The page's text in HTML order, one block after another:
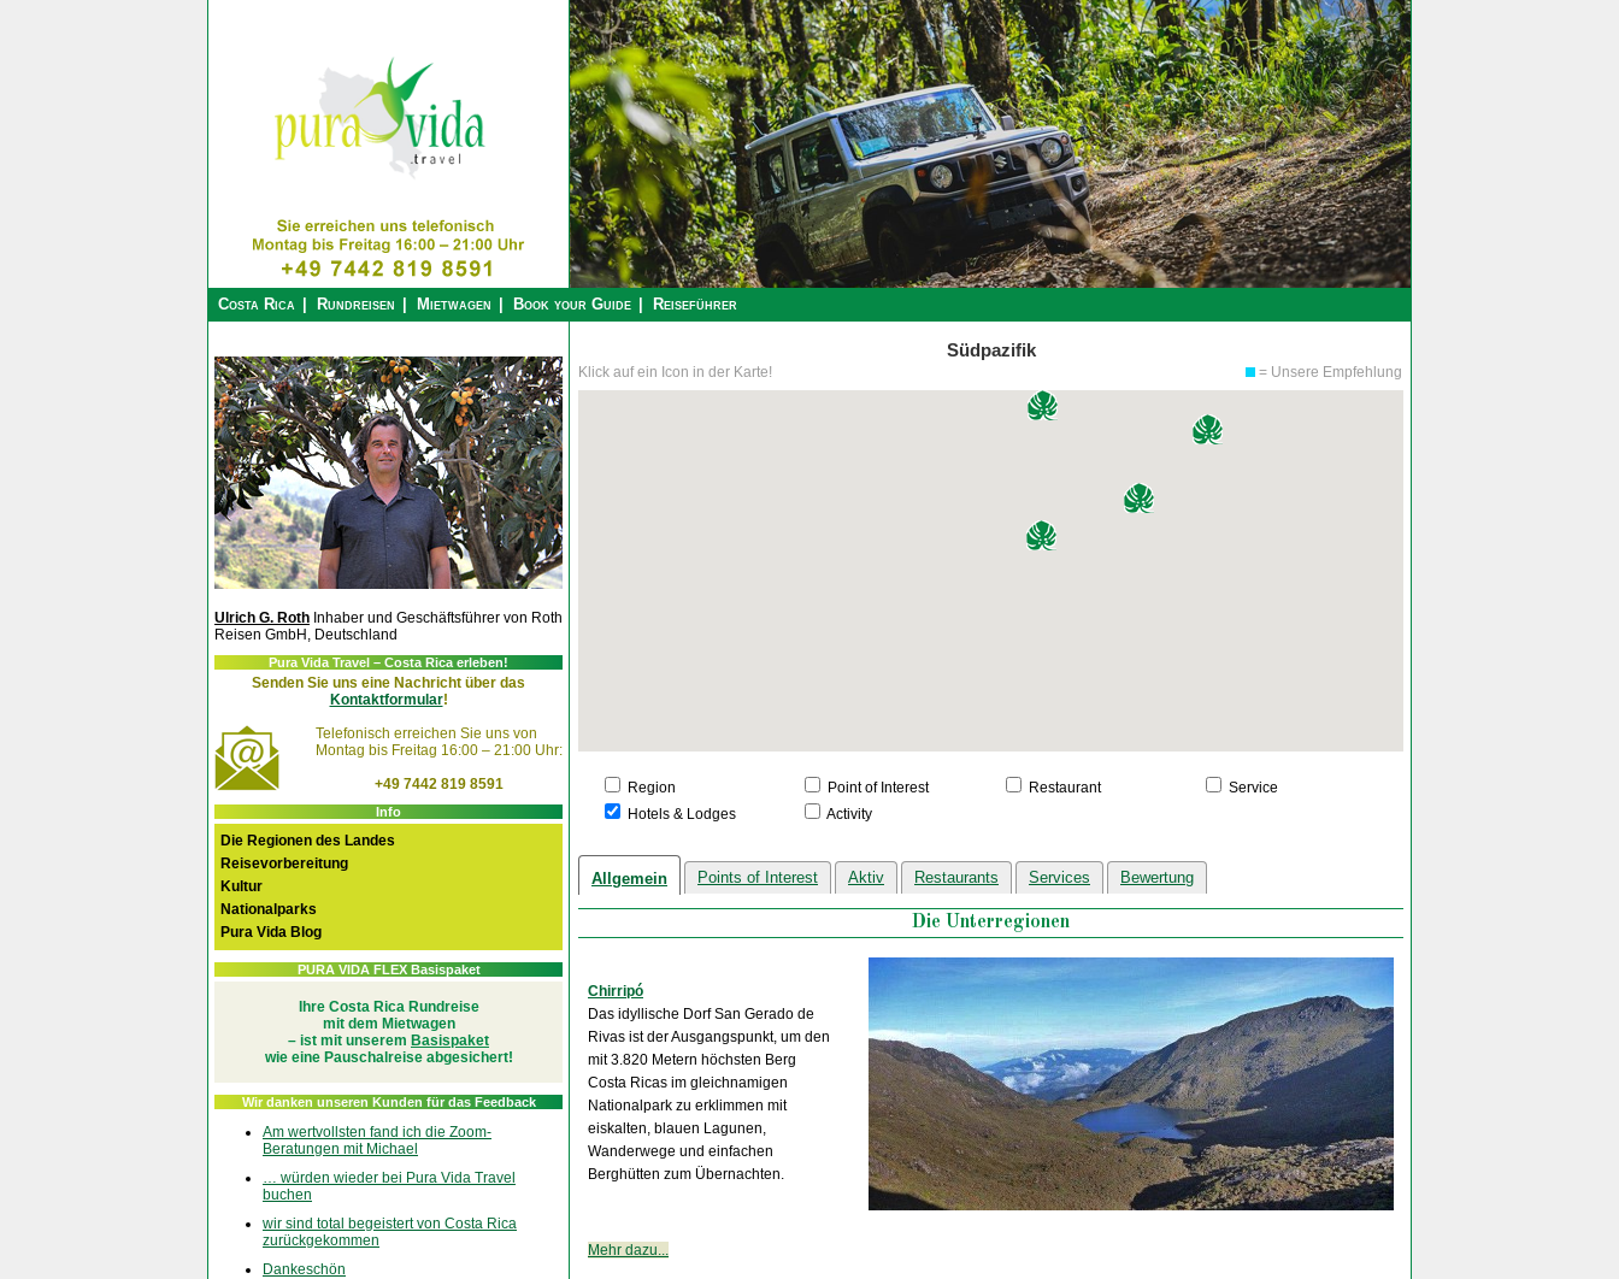
Costa Rica Rundreisen Mietwagen Book your Guide Reiseführer
Südpazifik
Klick auf ein Icon in der Karte! = Unsere Empfehlung
Region
Hotels & Lodges
Point of Interest
Activity
Restaurant Service
Allgemein Points of Interest Aktiv Restaurants Services Bewertung
Die Unterregionen
Chirripó
Das idyllische Dorf San Gerado de
Rivas ist der Ausgangspunkt, um den
mit 3.820 Metern höchsten Berg
Costa Ricas im gleichnamigen
Nationalpark zu erklimmen mit
eiskalten, blauen Lagunen,
Wanderwege und einfachen
Berghütten zum Übernachten.
Mehr dazu...
Ulrich G. Roth Inhaber und Geschäftsführer von Roth
Reisen GmbH, Deutschland
Pura Vida Travel – Costa Rica erleben!
Senden Sie uns eine Nachricht über das
Kontaktformular!
Telefonisch erreichen Sie uns von
Montag bis Freitag 16:00 – 21:00 Uhr:
+49 7442 819 8591
Info
Die Regionen des Landes
Reisevorbereitung
Kultur
Nationalparks
Pura Vida Blog
PURA VIDA FLEX Basispaket
Ihre Costa Rica Rundreise
mit dem Mietwagen
– ist mit unserem Basispaket
wie eine Pauschalreise abgesichert!
Wir danken unseren Kunden für das Feedback
Am wertvollsten fand ich die Zoom-
Beratungen mit Michael
… würden wieder bei Pura Vida Travel
buchen
wir sind total begeistert von Costa Rica
zurückgekommen
Dankeschön